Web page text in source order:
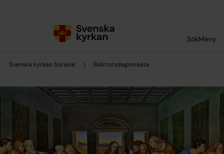
SökMeny
Svenska kyrkan Sorsele Skärtorsdagsmässa